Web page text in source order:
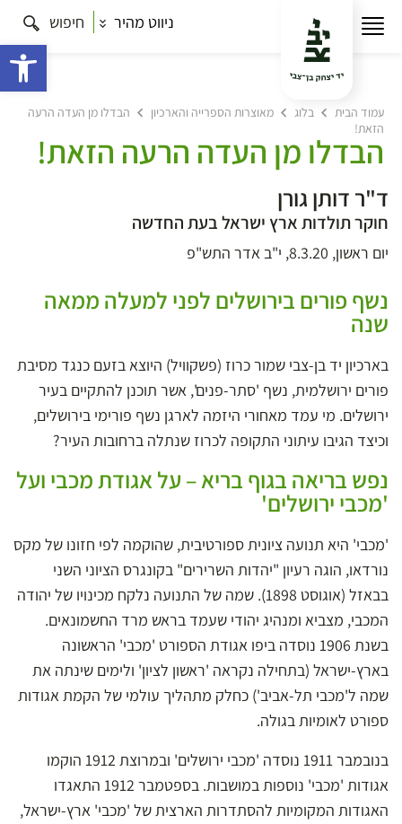
ניווט מהיר חיפוש
עמוד הבית בלוג מאוצרות הספרייה והארכיון
הבדלו מן העדה הרעה
הזאת!
הבדלו מן העדה הרעה הזאת!
ד"ר דותן גורן
חוקר תולדות ארץ ישראל בעת החדשה
יום ראשון, 8.3.20, י"ב אדר התש"פ
נשף פורים בירושלים לפני למעלה ממאה
שנה
בארכיון יד בן-צבי שמור כרוז (פשקוויל) היוצא בזעם כנגד מסיבת
פורים ירושלמית, נשף 'סתר-פנים', אשר תוכנן להתקיים בעיר
ירושלים. מי עמד מאחורי היזמה לארגן נשף פורימי בירושלים,
וכיצד הגיבו עיתוני התקופה לכרוז שנתלה ברחובות העיר?
נפש בריאה בגוף בריא – על אגודת מכבי ועל
'מכבי ירושלים'
'מכבי' היא תנועה ציונית ספורטיבית, שהוקמה לפי חזונו של מקס
נורדאו, הוגה רעיון "יהדות השרירים" בקונגרס הציוני השני
בבאזל (אוגוסט 1898). שמה של התנועה נלקח מכינויו של יהודה
המכבי, מצביא ומנהיג יהודי שעמד בראש מרד החשמונאים.
בשנת 1906 נוסדה ביפו אגודת הספורט 'מכבי' הראשונה
בארץ-ישראל (בתחילה נקראה 'ראשון לציון' ולימים שינתה את
שמה ל'מכבי תל-אביב') כחלק מתהליך עולמי של הקמת אגודות
ספורט לאומיות בגולה.
בנובמבר 1911 נוסדה 'מכבי ירושלים' ובמרוצת 1912 הוקמו
אגודות 'מכבי' נוספות במושבות. בספטמבר 1912 התאגדו
האגודות המקומיות להסתדרות הארצית של 'מכבי' ארץ-ישראל,